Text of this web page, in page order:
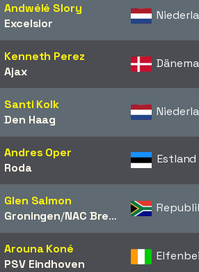
Andwélé Slory
Excelsior
Kenneth Perez
Ajax
Santi Kolk
Den Haag
Andres Oper
Roda
Estland
Glen Salmon
Groningen/​NAC Breda
Republik
Arouna Koné
PSV Eindhoven